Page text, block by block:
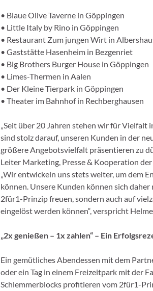
• Blaue Olive Taverne in Göppingen
• Little Italy by Rino in Göppingen
• Restaurant Zum jungen Wirt in
• Gaststätte Hasenheim in Bezgenriet
• Big Brothers Burger House in Göppingen
• Limes-Thermen in Aalen
• Der Kleine Tierpark in Göppingen
• Theater im Bahnhof in Rechberghausen
„Seit über 20 Jahren stehen wir für Vielfalt
sind stolz darauf, unseren Kunden in der
größere Angebotsvielfalt präsentieren zu
Leiter Marketing, Presse & Kooperation
„Wir entwickeln uns stets weiter, um dem
können. Unsere Kunden können sich
2für1-Prinzip freuen, sondern auch auf
eingelöst werden können“, verspricht
„2x genießen – 1x zahlen“ – Ein
Ein gemütliches Abendessen mit dem
oder ein Tag in einem Freizeitpark mit der
Schlemmerblocks profitieren vom 2für1-